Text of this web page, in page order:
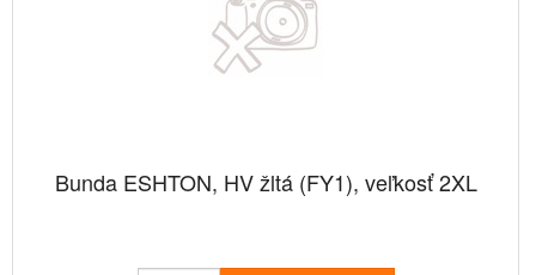
Bunda ESHTON, HV žltá (FY1), veľkosť 2XL